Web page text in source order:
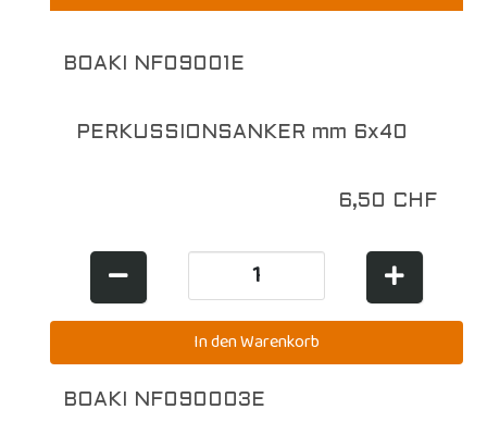
BOAKI NF09001E
PERKUSSIONSANKER mm 6x40
6,50 CHF
BOAKI NF090003E